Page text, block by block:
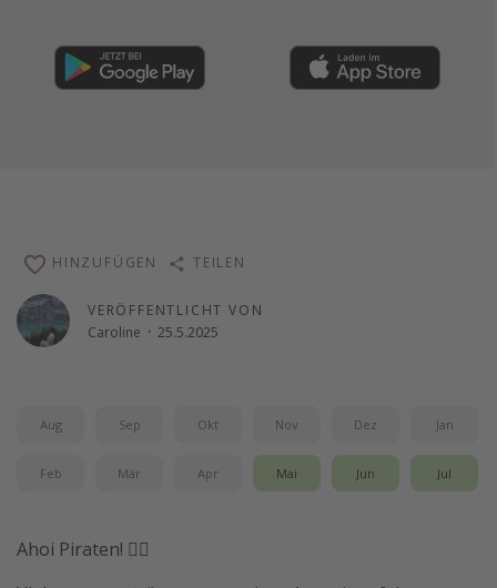
VERÖFFENTLICHT VON
Caroline · 25.5.2025
HINZUFÜGEN TEILEN
Aug Sep Okt Nov Dez Jan
Feb Mär Apr Mai Jun Jul
Ahoi Piraten! 🏴‍☠️